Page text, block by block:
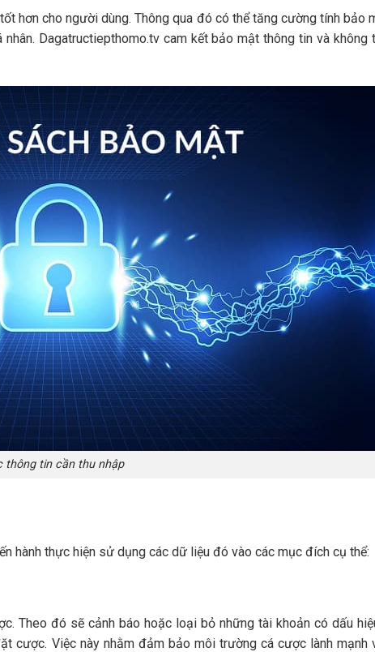
hơn cho người dùng. Thông qua đó có thể tăng cường tính bảo
Dagatructiepthomo.tv cam kết bảo mật thông tin và
thông tin cần thu nhập
hành thực hiện sử dụng các dữ liệu đó vào các mục đích cụ thể:
Theo đó sẽ cảnh báo hoặc loại bỏ những tài khoản có dấu
Việc này nhằm đảm bảo môi trường cá cược lành mạnh